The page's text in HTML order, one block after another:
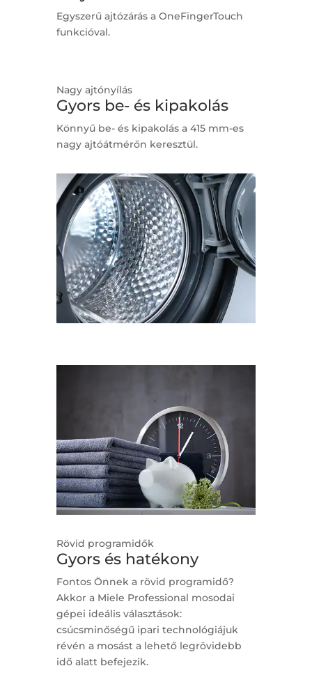
Egyszerű ajtózárás a OneFingerTouch
funkcióval.
Nagy ajtónyílás
Gyors be- és kipakolás
Könnyű be- és kipakolás a 415 mm-es
nagy ajtóátmérőn keresztül.
Rövid programidők
Gyors és hatékony
Fontos Önnek a rövid programidő?
Akkor a Miele Professional mosodai
gépei ideális választások:
csúcsminőségű ipari technológiájuk
révén a mosást a lehető legrövidebb
idő alatt befejezik.